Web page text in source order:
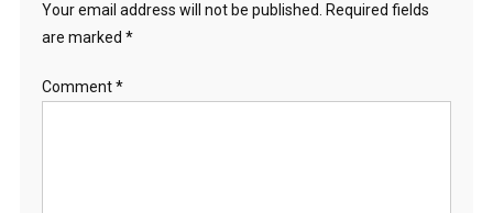
Your email address will not be published. Required fields
are marked *
Comment*